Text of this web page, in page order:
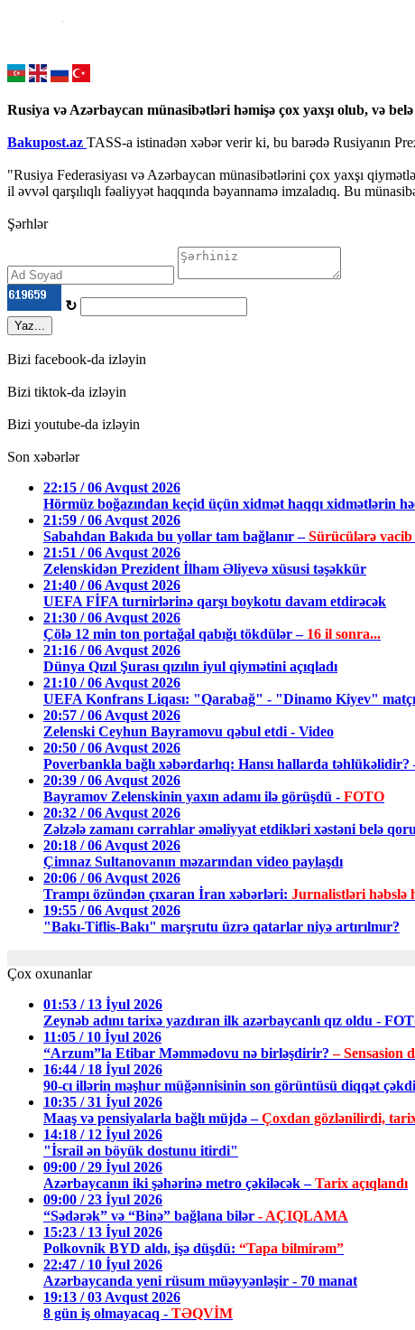
Rusiya və Azərbaycan münasibətləri həmişə çox yaxşı olub, və
Bakupost.az TASS-a istinadən xəbər verir ki, bu barədə Rusiyanın
"Rusiya Federasiyası və Azərbaycan münasibətlərini çox yaxşı
il əvvəl qarşılıqlı fəaliyyət haqqında bəyannamə imzaladıq. Bu
Şərhlər
↻
Yaz...
Bizi facebook-da izləyin
Bizi tiktok-da izləyin
Bizi youtube-da izləyin
Son xəbərlər
22:15 / 06 Avqust 2026
Hörmüz boğazından keçid üçün xidmət haqqı xidmətlərin
21:59 / 06 Avqust 2026
Sabahdan Bakıda bu yollar tam bağlanır –Sürücülərə vacib
21:51 / 06 Avqust 2026
Zelenskidən Prezident İlham Əliyevə xüsusi təşəkkür
21:40 / 06 Avqust 2026
UEFA FİFA turnirlərinə qarşı boykotu davam etdirəcək
21:30 / 06 Avqust 2026
Çölə 12 min ton portağal qabığı tökdülər – 16 il sonra...
21:16 / 06 Avqust 2026
Dünya Qızıl Şurası qızılın iyul qiymətini açıqladı
21:10 / 06 Avqust 2026
UEFA Konfrans Liqası: "Qarabağ" - "Dinamo Kiyev"
20:57 / 06 Avqust 2026
Zelenski Ceyhun Bayramovu qəbul etdi - Video
20:50 / 06 Avqust 2026
Poverbankla bağlı xəbərdarlıq: Hansı hallarda
20:39 / 06 Avqust 2026
Bayramov Zelenskinin yaxın adamı ilə görüşdü - FOTO
20:32 / 06 Avqust 2026
Zəlzələ zamanı cərrahlar əməliyyat etdikləri xəstəni belə
20:18 / 06 Avqust 2026
Çimnaz Sultanovanın məzarından video paylaşdı
20:06 / 06 Avqust 2026
Trampı özündən çıxaran İran xəbərləri: Jurnalistləri həbslə
19:55 / 06 Avqust 2026
"Bakı-Tiflis-Bakı" marşrutu üzrə qatarlar niyə artırılmır?
Çox oxunanlar
01:53 / 13 İyul 2026
Zeynəb adını tarixə yazdıran ilk azərbaycanlı qız oldu -
11:05 / 10 İyul 2026
“Arzum”la Etibar Məmmədovu nə birləşdirir?– Sensasion
16:44 / 18 İyul 2026
90-cı illərin məşhur müğənnisinin son görüntüsü diqqət
10:35 / 31 İyul 2026
Maaş və pensiyalarla bağlı müjdə –Çoxdan gözlənilirdi,
14:18 / 12 İyul 2026
"İsrail ən böyük dostunu itirdi"
09:00 / 29 İyul 2026
Azərbaycanın iki şəhərinə metro çəkiləcək –Tarix açıqlandı
09:00 / 23 İyul 2026
“Sədərək” və “Binə” bağlana bilər - AÇIQLAMA
15:23 / 13 İyul 2026
Polkovnik BYD aldı, işə düşdü: “Tapa bilmirəm”
22:47 / 10 İyul 2026
Azərbaycanda yeni rüsum müəyyənləşir - 70 manat
19:13 / 03 Avqust 2026
8 gün iş olmayacaq - TƏQVİM